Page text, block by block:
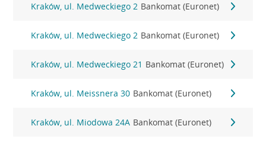
Kraków, ul. Medweckiego 2 Bankomat (Euronet)
Kraków, ul. Medweckiego 2 Bankomat (Euronet)
Kraków, ul. Medweckiego 21 Bankomat (Euronet)
Kraków, ul. Meissnera 30 Bankomat (Euronet)
Kraków, ul. Miodowa 24A Bankomat (Euronet)